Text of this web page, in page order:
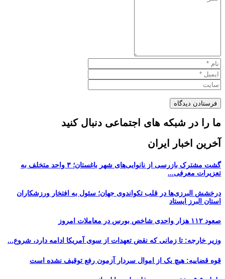
ما را در شبکه های اجتماعی دنبال کنید
آخرین اخبار ایران
گشت مشترک بازرسی از نانوایی‌های شهر باغستان؛ ۳ واحد متخلف به
تعزیرات معرفی...
درخشش البرزی‌ها در قلب تکواندوی جهان؛ سئول به افتخار ورزشکاران
استان البرز ایستاد
صعود ۱۱۲ هزار واحدی شاخص بورس در معاملات امروز
وزیر خارجه: تا زمانی که نقض تعهدات از سوی آمریکا ادامه دارد، شروع...
قوه قضاییه: هیچ یک از اموال سردار آزمون رفع توقیف نشده است